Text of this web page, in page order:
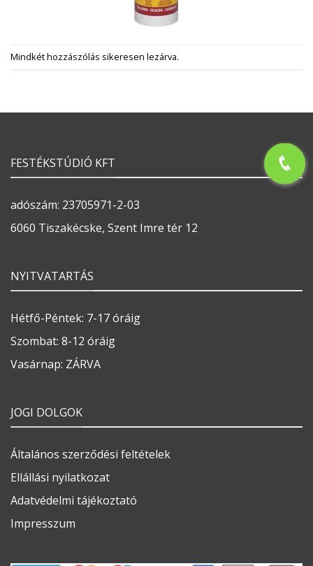
Mindkét hozzászólás sikeresen lezárva.
FESTÉKSTÚDIÓ KFT
adószám: 23705971-2-03
6060 Tiszakécske, Szent Imre tér 12
NYITVATARTÁS
Hétfő-Péntek: 7-17 óráig
Szombat: 8-12 óráig
Vasárnap: ZÁRVA
JOGI DOLGOK
Általános szerződési feltételek
Ellállási nyilatkozat
Adatvédelmi tájékoztató
Impresszum